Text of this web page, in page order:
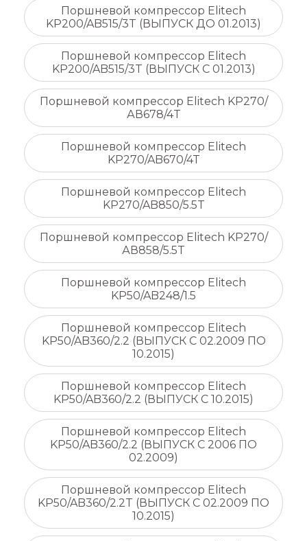
Поршневой компрессор Elitech
KP200/AB515/3T (ВЫПУСК ДО 01.2013)
Поршневой компрессор Elitech
KP200/AB515/3T (ВЫПУСК С 01.2013)
Поршневой компрессор Elitech KP270/
АВ678/4T
Поршневой компрессор Elitech
KP270/AB670/4T
Поршневой компрессор Elitech
KP270/AB850/5.5T
Поршневой компрессор Elitech KP270/
АВ858/5.5T
Поршневой компрессор Elitech
KP50/AB248/1.5
Поршневой компрессор Elitech
KP50/AB360/2.2 (ВЫПУСК С 02.2009 ПО
10.2015)
Поршневой компрессор Elitech
KP50/AB360/2.2 (ВЫПУСК С 10.2015)
Поршневой компрессор Elitech
KP50/AB360/2.2 (ВЫПУСК С 2006 ПО
02.2009)
Поршневой компрессор Elitech
KP50/AB360/2.2T (ВЫПУСК С 02.2009 ПО
10.2015)